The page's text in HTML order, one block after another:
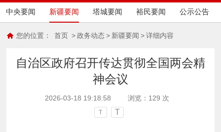
中央要闻 新疆要闻 塔城要闻 裕民要闻 公示公告
您的位置： 首页 > 政务动态 > 新疆要闻 > 详细内容
自治区政府召开传达贯彻全国两会精
神会议
2026-03-18 19:18:58 浏览： 129 次
T T